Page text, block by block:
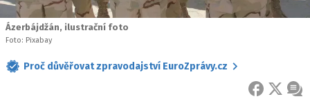
Ázerbájdžán, ilustrační foto
Foto: Pixabay
Proč důvěřovat zpravodajství EuroZprávy.cz
FACEBOOK
X